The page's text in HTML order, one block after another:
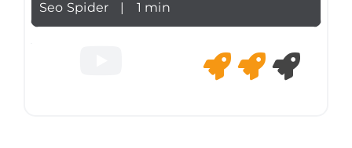
Seo Spider | 1 min